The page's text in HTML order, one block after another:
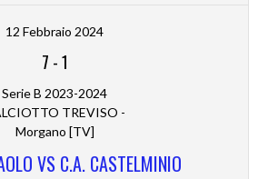
12 Febbraio 2024
7 -1
Serie B 2023-2024
TREVISO -
Morgano [TV]
VS C.A. CASTELMINIO